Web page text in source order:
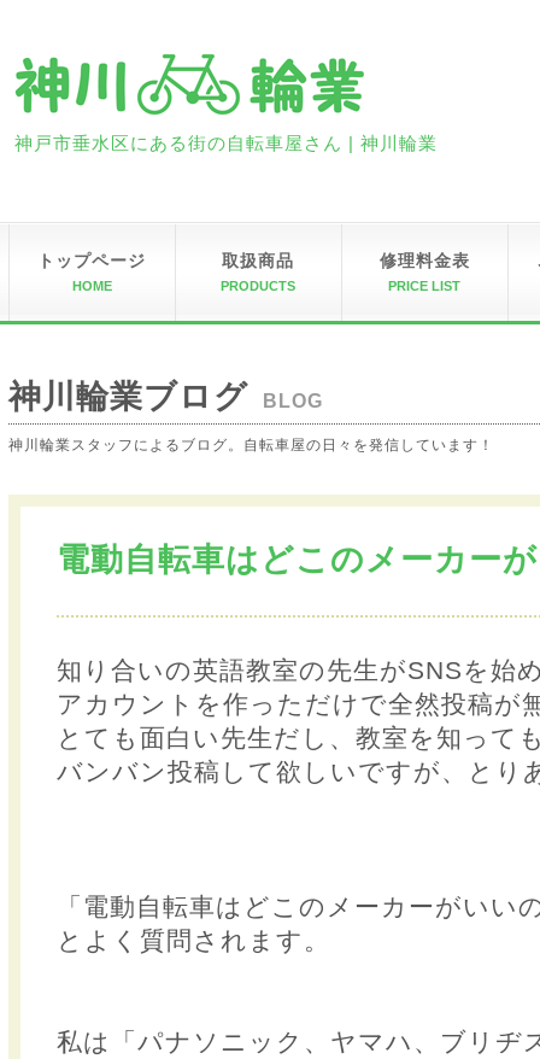
神戸市垂水区にある街の自転車屋さん | 神川輪業
トップページ
HOME
取扱商品
PRODUCTS
修理料金表
PRICE LIST
神川輪業ブログ BLOG
神川輪業スタッフによるブログ。自転車屋の日々を発信しています！
電動自転車はどこのメーカー
知り合いの英語教室の先生がSNSを始
アカウントを作っただけで全然投稿が
とても面白い先生だし、教室を知って
バンバン投稿して欲しいですが、とり
「電動自転車はどこのメーカーがいい
とよく質問されます。
私は「パナソニック、ヤマハ、ブリヂ